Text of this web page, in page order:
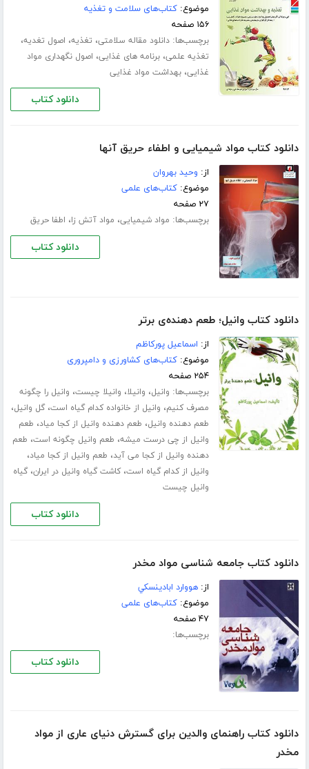
موضوع:کتاب‌های سلامت و تغذیه
۱۵۶ صفحه
برچسب‌ها:دانلود مقاله سلامتی، تغذیه، اصول تغدیه،
تغذیه علمی،برنامه های غذایی، اصول نگهداری مواد
غذایی،بهداشت مواد غذایی
دانلود کتاب
دانلود کتاب مواد شیمیایی و اطفاء حریق آنها
از: وحید بهروان
موضوع:کتاب‌های علمی
۲۷ صفحه
برچسب‌ها: مواد شیمیایی، مواد آتش زا، اطفا حریق
دانلود کتاب
دانلود کتاب وانیل؛ طعم دهنده‌ی برتر
از: اسماعیل پورکاظم
موضوع:کتاب‌های کشاورزی و دامپروری
۲۵۴ صفحه
برچسب‌ها: وانیل، وانیلا، وانیلا چیست، وانیل را چگونه
مصرف کنیم، وانیل از خانواده کدام گیاه است،گل وانیل،
طعم دهنده وانیل، طعم دهنده وانیل از کجا میاد، طعم
وانیل از چی درست میشه، طعم وانیل چگونه است، طعم
دهنده وانیل از کجا می آید، طعم وانیل از کجا میاد،
وانیل از کدام گیاه است،کاشت گیاه وانیل در ایران،گیاه
وانیل چیست
دانلود کتاب
دانلود کتاب جامعه شناسی مواد مخدر
از:هووارد ابادينسكي
موضوع:کتاب‌های علمی
۴۷ صفحه
برچسب‌ها:
دانلود کتاب
دانلود کتاب راهنمای والدین برای گسترش دنیای عاری از مواد
مخدر